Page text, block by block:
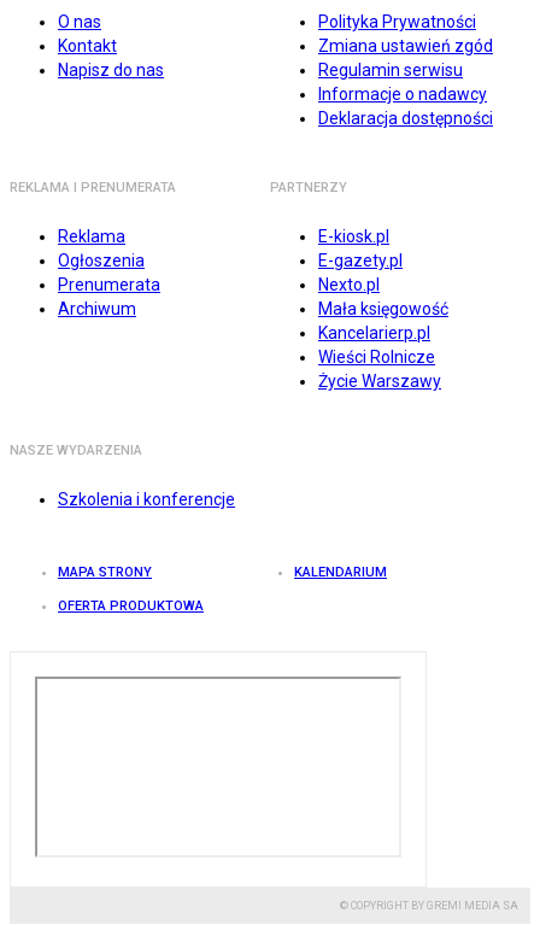
O nas
Kontakt
Napisz do nas
Polityka Prywatności
Zmiana ustawień zgód
Regulamin serwisu
Informacje o nadawcy
Deklaracja dostępności
REKLAMA I PRENUMERATA
Reklama
Ogłoszenia
Prenumerata
Archiwum
PARTNERZY
E-kiosk.pl
E-gazety.pl
Nexto.pl
Mała księgowość
Kancelarierp.pl
Wieści Rolnicze
Życie Warszawy
NASZE WYDARZENIA
Szkolenia i konferencje
MAPA STRONY KALENDARIUM
OFERTA PRODUKTOWA
© COPYRIGHT BY GREMI MEDIA SA